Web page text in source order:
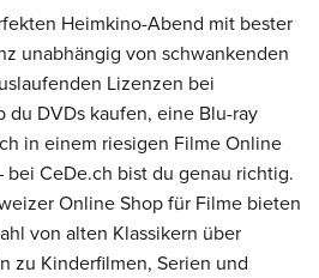
Heimkino-Abend mit bester
unabhängig von schwankenden
Lizenzen bei
du DVDs kaufen, eine Blu-ray
in einem riesigen Filme Online
bei CeDe.ch bist du genau richtig.
Online Shop für Filme bieten
von alten Klassikern über
zu Kinderfilmen, Serien und